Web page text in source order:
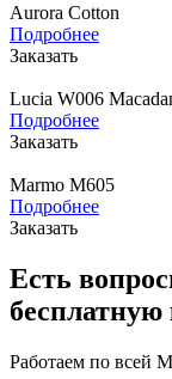
Aurora Cotton
Подробнее
Заказать
Lucia W006
Подробнее
Заказать
Marmo M605
Подробнее
Заказать
Есть
Работаем по всей